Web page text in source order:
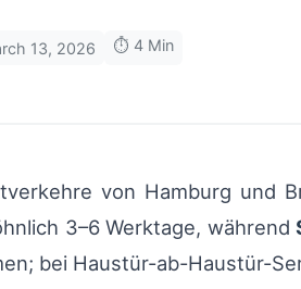
13, 2026 ⏱️ 4 Min
von Hamburg und
3–6 Werktage, während
bei Haustür-ab-Haustür-